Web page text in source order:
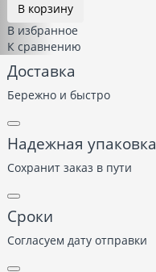
В корзину
В избранное
К сравнению
Доставка
Бережно и быстро
Надежная упаковка
Сохранит заказ в пути
Сроки
Согласуем дату отправки